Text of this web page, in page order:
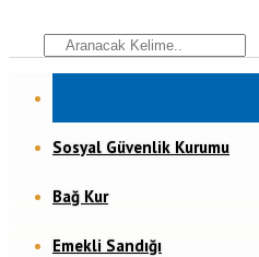
Sosyal Güvenlik Kurumu
Bağ Kur
Emekli Sandığı